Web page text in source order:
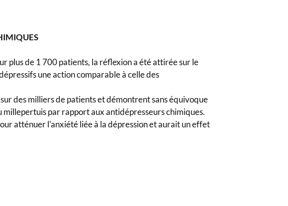
plus de 1 700 patients, la réflexion a été attirée sur le
une action comparable à celle des
des milliers de patients et démontrent sans équivoque
par rapport aux antidépresseurs chimiques.
atténuer l'anxiété liée à la dépression et aurait un effet